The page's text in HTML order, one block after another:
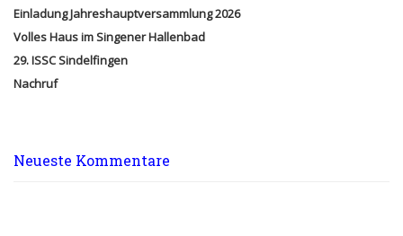
Einladung Jahreshauptversammlung 2026
Volles Haus im Singener Hallenbad
29. ISSC Sindelfingen
Nachruf
Neueste Kommentare